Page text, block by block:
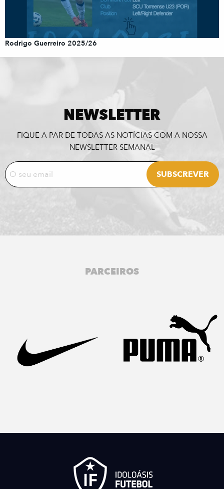
Rodrigo Guerreiro 2025/26
NEWSLETTER
FIQUE A PAR DE TODAS AS NOTÍCIAS COM A NOSSA
NEWSLETTER SEMANAL
PARCEIROS